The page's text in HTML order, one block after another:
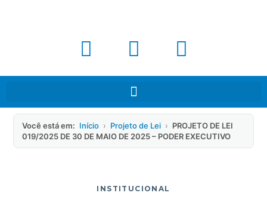
Você está em: Início › Projeto de Lei › PROJETO DE LEI
019/2025 DE 30 DE MAIO DE 2025 – PODER EXECUTIVO
INSTITUCIONAL